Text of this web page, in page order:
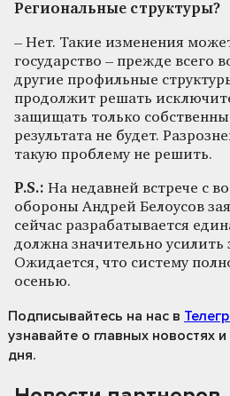
Региональные структуры?
– Нет. Такие изменения
государство – прежде всего
другие профильные
продолжит решать
защищать только
результата не будет.
такую проблему не решить.
P.S.: На недавней встрече с
обороны Андрей Белоусов
сейчас разрабатывается
должна значительно усилить
Ожидается, что систему
осенью.
Подписывайтесь на нас в
узнавайте о главных новостях
дня.